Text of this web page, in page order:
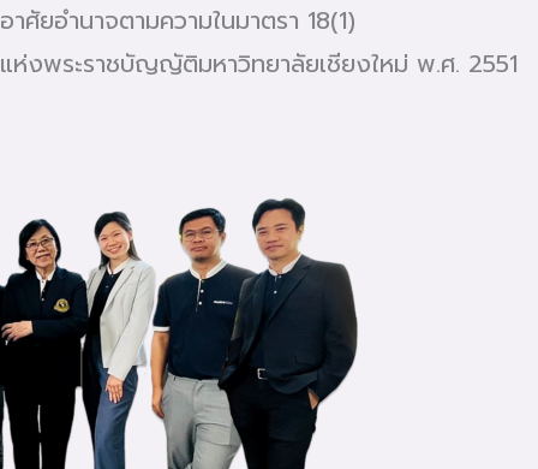
อาศัยอำนาจตามความในมาตรา 18(1)
แห่งพระราชบัญญัติมหาวิทยาลัยเชียงใหม่ พ.ศ. 2551